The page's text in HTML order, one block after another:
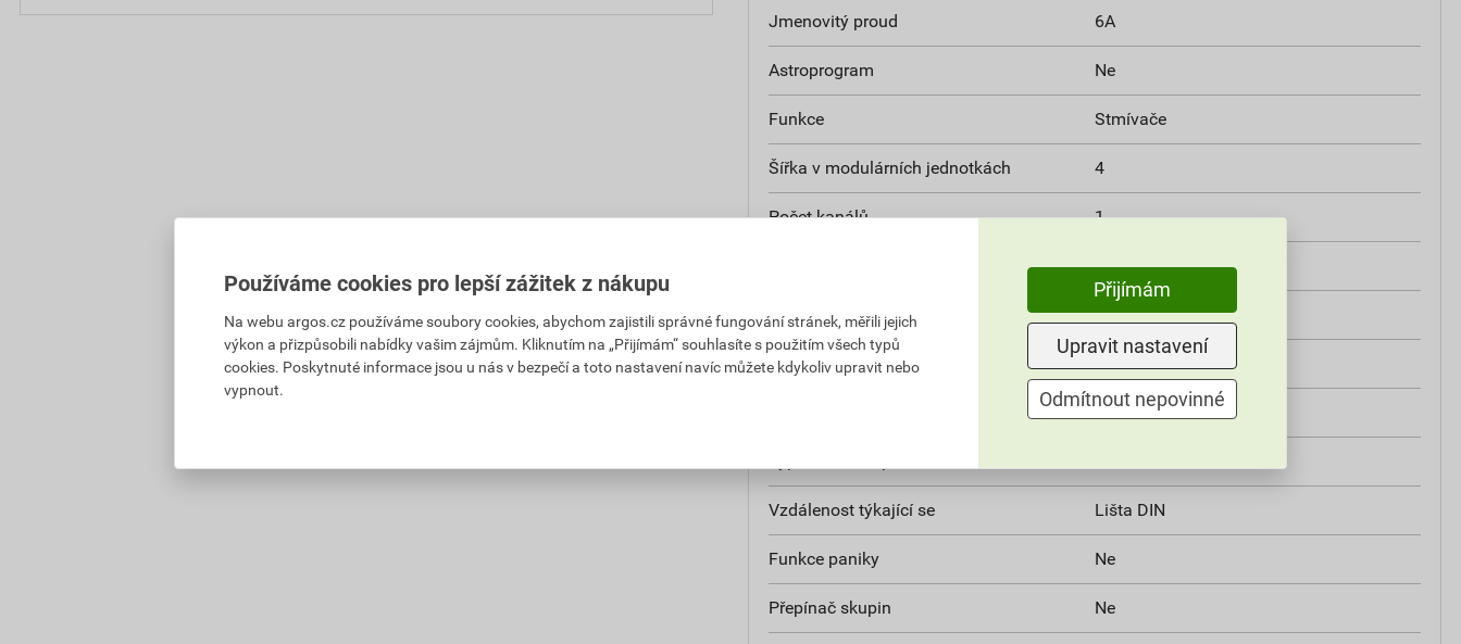
Jmenovitý proud 6A
Astroprogram Ne
Funkce Stmívače
Šířka v modulárních jednotkách 4
Počet kanálů 1
Ne
Týdenní program Ne
Jmenovitý kmitočet
12 V
Vzdálenost týkající se Lišta DIN
Funkce paniky Ne
Přepínač skupin Ne
Používáme cookies pro lepší zážitek z nákupu
Na webu argos.cz používáme soubory cookies, abychom zajistili správné fungování stránek, měřili jejich
výkon a přizpůsobili nabídky vašim zájmům. Kliknutím na „Přijímám“ souhlasíte s použitím všech typů
cookies. Poskytnuté informace jsou u nás v bezpečí a toto nastavení navíc můžete kdykoliv upravit nebo
vypnout.
Přijímám
Upravit nastavení
Odmítnout nepovinné